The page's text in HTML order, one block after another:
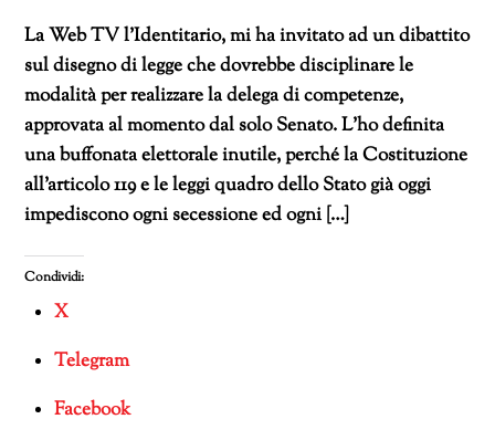
La Web TV l’Identitario, mi ha invitato ad un dibattito
sul disegno di legge che dovrebbe disciplinare le
modalità per realizzare la delega di competenze,
approvata al momento dal solo Senato. L’ho definita
una buffonata elettorale inutile, perché la Costituzione
all’articolo 119 e le leggi quadro dello Stato già oggi
impediscono ogni secessione ed ogni […]
Condividi:
X
Telegram
Facebook